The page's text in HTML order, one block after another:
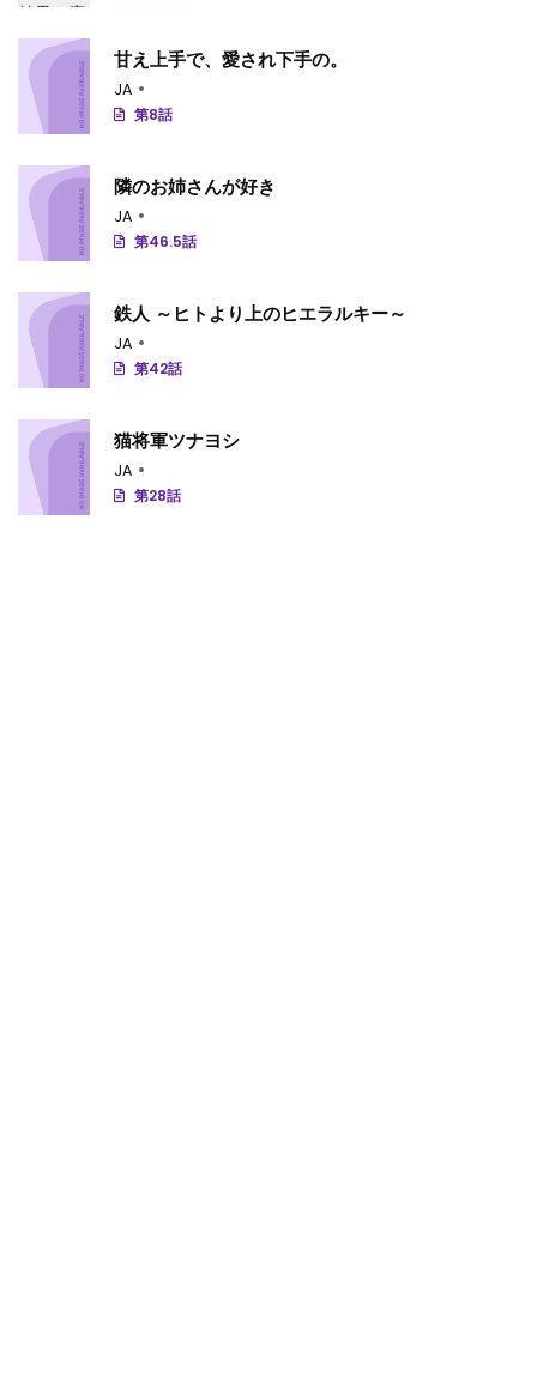
甘え上手で、愛され下手の。
JA
第8話
隣のお姉さんが好き
JA
第46.5話
鉄人 ～ヒトより上のヒエラルキー～
JA
第42話
猫将軍ツナヨシ
JA
第28話